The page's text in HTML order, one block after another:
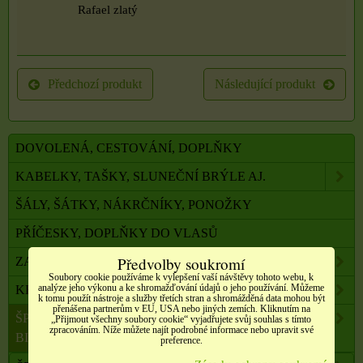
Rafael zlatý
Předchozí produkt Následující produkt
DOVOLENÁ, CESTOVÁNÍ, DOPLŇKY
KABELKY, TAŠKY, SLUNEČNÍ BRÝLE AJ.
ŠÁLY, ŠÁTKY, NÁKRČNÍKY, PONOŽKY
PŘÍČESKY, DOPLŇKY DO VLASŮ
ZAHRADA, BALKON, DOMÁCNOST
KRÁSA A ZDRAVÍ
ŠPERKY, NEREZOVÁ OCEL, PŘÍRODNÍ KÁMEN,
BIŽUTERIE
Předvolby soukromí
Soubory cookie používáme k vylepšení vaší návštěvy tohoto webu, k
analýze jeho výkonu a ke shromažďování údajů o jeho používání. Můžeme
k tomu použít nástroje a služby třetích stran a shromážděná data mohou být
přenášena partnerům v EU, USA nebo jiných zemích. Kliknutím na
„Přijmout všechny soubory cookie“ vyjadřujete svůj souhlas s tímto
zpracováním. Níže můžete najít podrobné informace nebo upravit své
preference.